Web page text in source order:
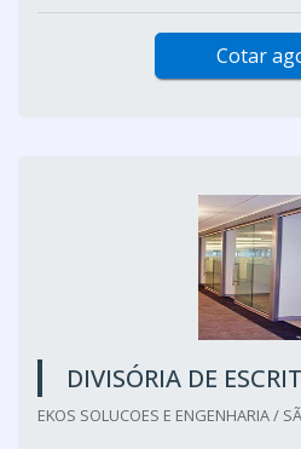
Cotar
DIVISÓRIA DE
EKOS SOLUCOES E ENGENHARIA /